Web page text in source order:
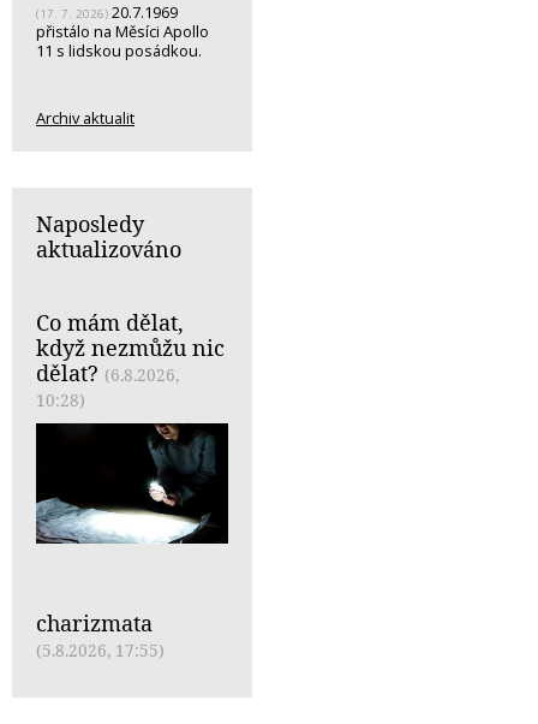
(17. 7. 2026) 20.7.1969
přistálo na Měsíci Apollo
11 s lidskou posádkou.
Archiv aktualit
Naposledy
aktualizováno
Co mám dělat,
když nezmůžu nic
dělat? (6.8.2026,
10:28)
charizmata
(5.8.2026, 17:55)